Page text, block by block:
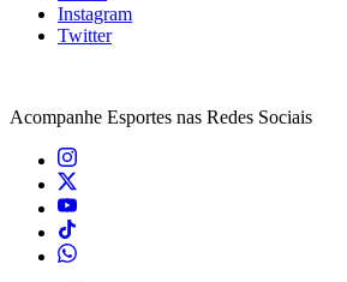
Instagram
Twitter
Acompanhe Esportes nas Redes Sociais